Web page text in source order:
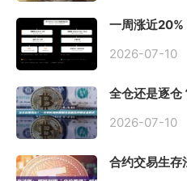
一周涨近
2026-07-10
全仓还是逐仓
2026-07-10
合约交易生存